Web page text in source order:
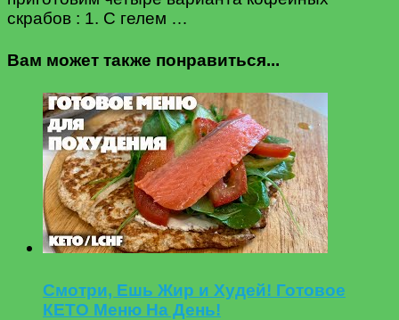
скрабов : 1. С гелем …
Вам может также понравиться...
Смотри, Ешь Жир и Худей! Готовое
КЕТО Меню На День!